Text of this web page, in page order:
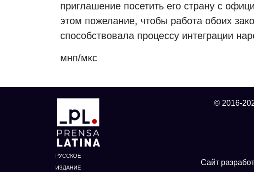
приглашение посетить его страну с
этом пожелание, чтобы работа обоих
способствовала процессу интеграции
мнп/мкс
РУССКОЕ
ИЗДАНИЕ
© 2016-
Сайт